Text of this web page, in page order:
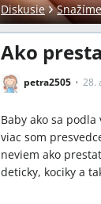
Diskusie
Ako
petra2505 28.
Baby ako sa
viac som
neviem ako
deticky, kociky a